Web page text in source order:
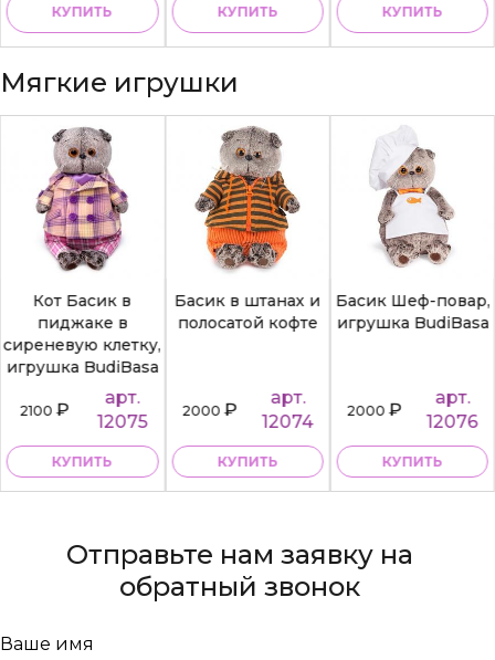
КУПИТЬ КУПИТЬ КУПИТЬ
Мягкие игрушки
Кот Басик в
пиджаке в
сиреневую клетку,
игрушка BudiBasa
2100₽
арт.
12075
КУПИТЬ
Басик в штанах и
полосатой кофте
2000₽
арт.
12074
КУПИТЬ
Басик Шеф-повар,
игрушка BudiBasa
2000₽
арт.
12076
КУПИТЬ
Отправьте нам заявку на
обратный звонок